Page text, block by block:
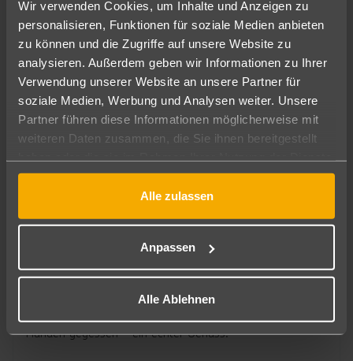
Wir verwenden Cookies, um Inhalte und Anzeigen zu
personalisieren, Funktionen für soziale Medien anbieten
zu können und die Zugriffe auf unsere Website zu
analysieren. Außerdem geben wir Informationen zu Ihrer
Verwendung unserer Website an unsere Partner für
soziale Medien, Werbung und Analysen weiter. Unsere
Partner führen diese Informationen möglicherweise mit
weiteren Daten zusammen, die Sie ihnen bereitgestellt
gesammelt haben.
Alle zulassen
Anpassen
Alle Ablehnen
und Mandeln gefüllt, und wird mit Zimt und Puderzucker
bestäubt.
4. Harira
Diese dicke, herzhafte Suppe wird vor allem im Ramadan
nach Sonnenuntergang gegessen. Harira besteht aus
Linsen, Kichererbsen, Tomaten und einem Hauch von
Zitronensaft. Sie ist wärmend, nahrhaft und unglaublich
wohltuend – perfekt nach einem langen Tag.
5. Mechoui
Falls du Fleischliebhaber bist, darfst du Mechoui nicht
verpassen. Das ist Lamm, das langsam am Spieß gegrillt
wird, bis es außen knusprig und innen butterzart ist. Es
Händen gegessen – ein echter Genuss.